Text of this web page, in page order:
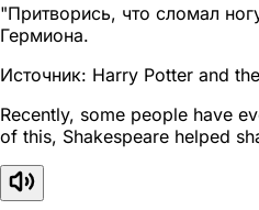
"Притворись, что сломал
Гермиона.
Источник: Harry Potter and
Recently, some people have
of this, Shakespeare helped